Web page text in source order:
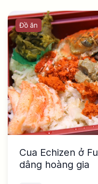
Đồ ăn
Cua Echizen ở
dâng hoàng gia